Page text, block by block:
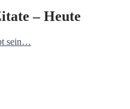
– Heute
sein…